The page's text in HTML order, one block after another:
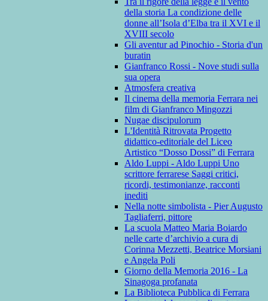
della storia La condizione delle
donne all’Isola d’Elba tra il XVI e il
XVIII secolo
Gli aventur ad Pinochio - Storia d'un
buratin
Gianfranco Rossi - Nove studi sulla
sua opera
Atmosfera creativa
Il cinema della memoria Ferrara nei
film di Gianfranco Mingozzi
Nugae discipulorum
L'Identità Ritrovata Progetto
didattico-editoriale del Liceo
Artistico “Dosso Dossi” di Ferrara
Aldo Luppi - Aldo Luppi Uno
scrittore ferrarese Saggi critici,
ricordi, testimonianze, racconti
inediti
Nella notte simbolista - Pier Augusto
Tagliaferri, pittore
La scuola Matteo Maria Boiardo
nelle carte d’archivio a cura di
Corinna Mezzetti, Beatrice Morsiani
e Angela Poli
Giorno della Memoria 2016 - La
Sinagoga profanata
La Biblioteca Pubblica di Ferrara